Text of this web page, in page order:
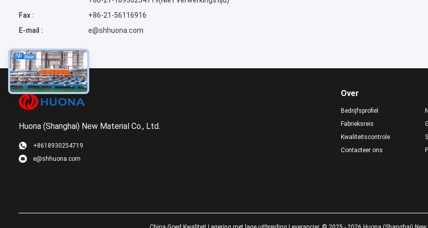
Fax :
+86-21-56116916
E-mail :
e@shhuona.com
Huona (Shanghai) New Material Co., Ltd.
+8618930254719
e@shhuona.com
Over
Bedrijfsprofiel
Fabrieksreis
Kwaliteitscontrole
Contacteer ons